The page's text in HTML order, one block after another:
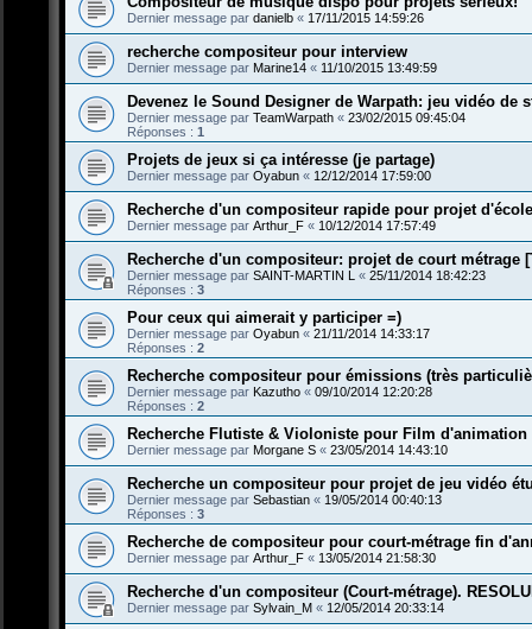
Dernier message par danielb « 17/11/2015 14:59:26
recherche compositeur pour interview
Dernier message par Marine14 « 11/10/2015 13:49:59
Devenez le Sound Designer de Warpath: jeu vidéo de
Dernier message par TeamWarpath « 23/02/2015 09:45:04
Réponses : 1
Projets de jeux si ça intéresse (je partage)
Dernier message par Oyabun « 12/12/2014 17:59:00
Recherche d'un compositeur rapide pour projet d'école
Dernier message par Arthur_F « 10/12/2014 17:57:49
Recherche d'un compositeur: projet de court métrage
Dernier message par SAINT-MARTIN L « 25/11/2014 18:42:23
Réponses : 3
Pour ceux qui aimerait y participer =)
Dernier message par Oyabun « 21/11/2014 14:33:17
Réponses : 2
Recherche compositeur pour émissions (très
Dernier message par Kazutho « 09/10/2014 12:20:28
Réponses : 2
Recherche Flutiste & Violoniste pour Film d'animation
Dernier message par Morgane S « 23/05/2014 14:43:10
Recherche un compositeur pour projet de jeu vidéo
Dernier message par Sebastian « 19/05/2014 00:40:13
Réponses : 3
Recherche de compositeur pour court-métrage fin
Dernier message par Arthur_F « 13/05/2014 21:58:30
Recherche d'un compositeur (Court-métrage).
Dernier message par Sylvain_M « 12/05/2014 20:33:14